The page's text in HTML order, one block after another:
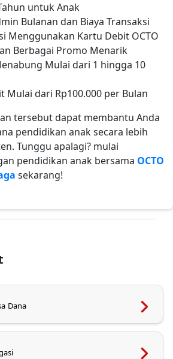
untuk Anak
Bulanan dan Biaya Transaksi
Menggunakan Kartu Debit OCTO
Berbagai Promo Menarik
Mulai dari 1 hingga 10
Mulai dari Rp100.000 per Bulan
tersebut dapat membantu Anda
pendidikan anak secara lebih
Tunggu apalagi? mulai
pendidikan anak bersama OCTO
sekarang!
Dana